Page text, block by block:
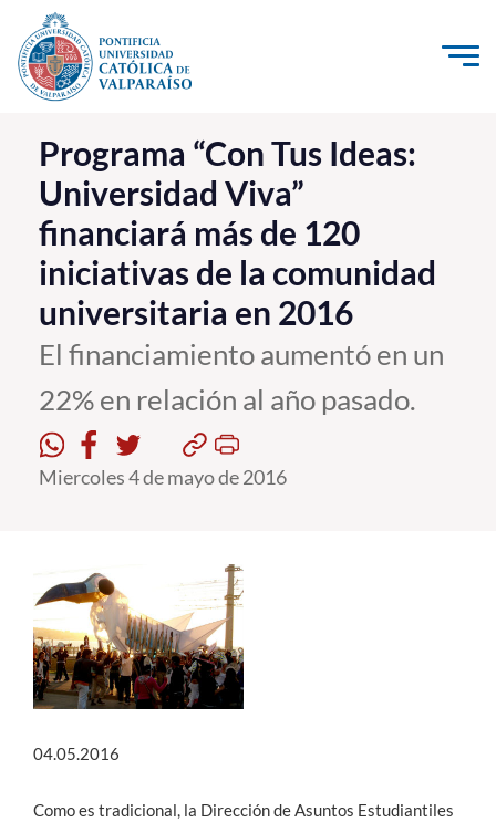
Click acá para ir directamente al contenido
La Universidad
Investigación, Creación e Innovación
PUCV Internacional
Vinculación con el Medio
Admisión
Pregrado
Postgrado
Formación Continua
Académicos
Funcionarios
Alumni
Programa “Con Tus Ideas:
Universidad Viva”
financiará más de 120
iniciativas de la comunidad
universitaria en 2016
El financiamiento aumentó en un
22% en relación al año pasado.
Miercoles 4 de mayo de 2016
04.05.2016
Como es tradicional, la Dirección de Asuntos Estudiantiles